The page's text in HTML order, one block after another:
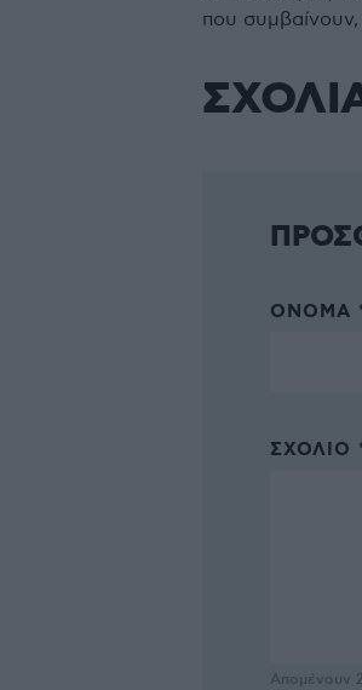
που συμβαίνουν,
ΌΝΟΜΑ
ΣΧΌΛΙΟ
Απομένουν